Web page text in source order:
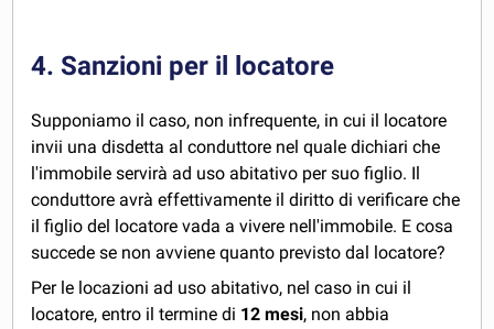
4. Sanzioni per il locatore
Supponiamo il caso, non infrequente, in cui il locatore
invii una disdetta al conduttore nel quale dichiari che
l'immobile servirà ad uso abitativo per suo figlio. Il
conduttore avrà effettivamente il diritto di verificare che
il figlio del locatore vada a vivere nell'immobile. E cosa
succede se non avviene quanto previsto dal locatore?
Per le locazioni ad uso abitativo, nel caso in cui il
locatore, entro il termine di 12 mesi, non abbia